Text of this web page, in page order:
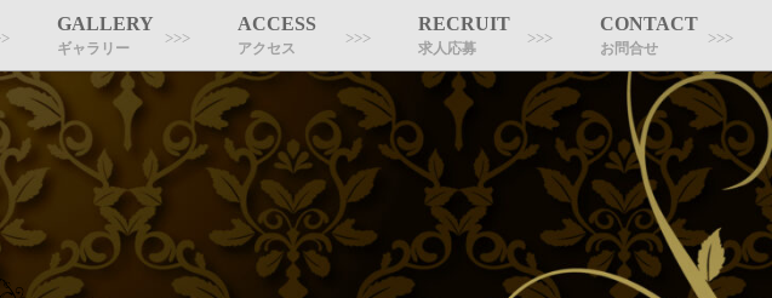
GALLERY
ギャラリー
ACCESS
アクセス
RECRUIT
求人応募
CONTACT
お問合せ